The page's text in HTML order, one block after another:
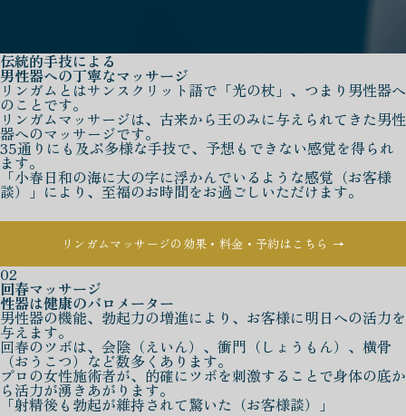
伝統的手技による
男性器への丁寧なマッサージ
リンガムとはサンスクリット語で「光の杖」、つまり男性器へ
のことです。
リンガムマッサージは、古来から王のみに与えられてきた男性
器へのマッサージです。
35通りにも及ぶ多様な手技で、予想もできない感覚を得られ
ます。
「小春日和の海に大の字に浮かんでいるような感覚（お客様
談）」により、至福のお時間をお過ごしいただけます。
リンガムマッサージの効果・料金・予約はこちら →
02
回春マッサージ
性器は健康のバロメーター
男性器の機能、勃起力の増進により、お客様に明日への活力を
与えます。
回春のツボは、会陰（えいん）、衝門（しょうもん）、横骨
（おうこつ）など数多くあります。
プロの女性施術者が、的確にツボを刺激することで身体の底か
ら活力が湧きあがります。
「射精後も勃起が維持されて驚いた（お客様談）」